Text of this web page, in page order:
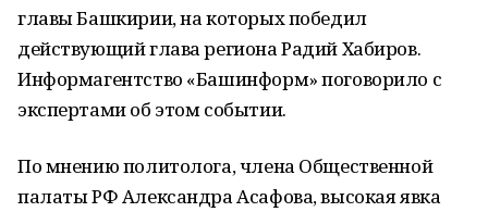
главы Башкирии, на которых победил
действующий глава региона Радий Хабиров.
Информагентство «Башинформ» поговорило с
экспертами об этом событии.
По мнению политолога, члена Общественной
палаты РФ Александра Асафова, высокая явка